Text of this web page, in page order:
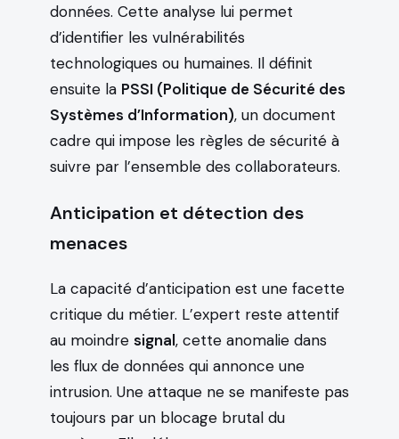
données. Cette analyse lui permet
d’identifier les vulnérabilités
technologiques ou humaines. Il définit
ensuite la PSSI (Politique de Sécurité des
Systèmes d’Information), un document
cadre qui impose les règles de sécurité à
suivre par l’ensemble des collaborateurs.
Anticipation et détection des
menaces
La capacité d’anticipation est une facette
critique du métier. L’expert reste attentif
au moindre signal, cette anomalie dans
les flux de données qui annonce une
intrusion. Une attaque ne se manifeste pas
toujours par un blocage brutal du